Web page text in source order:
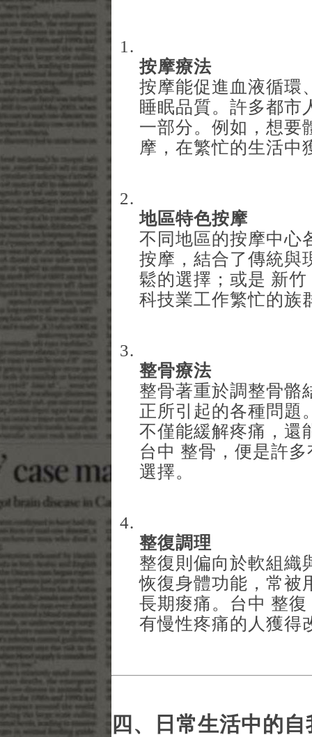
按摩療法
按摩能促進血液循環
睡眠品質。許多都市
一部分。例如，想
摩 ，在繁忙的生活中
地區特色按摩
不同地區的按摩中心
按摩 ，結合了傳統
鬆的選擇；或是 新竹
科技業工作繁忙的族
整骨療法
整骨著重於調整骨骼
正所引起的各種問題
不僅能緩解疼痛，還
台中 整骨 ，便是許
選擇。
整復調理
整復則偏向於軟組織
恢復身體功能，常被
長期痠痛。 台中 整復
有慢性疼痛的人獲得
四、日常生活中的